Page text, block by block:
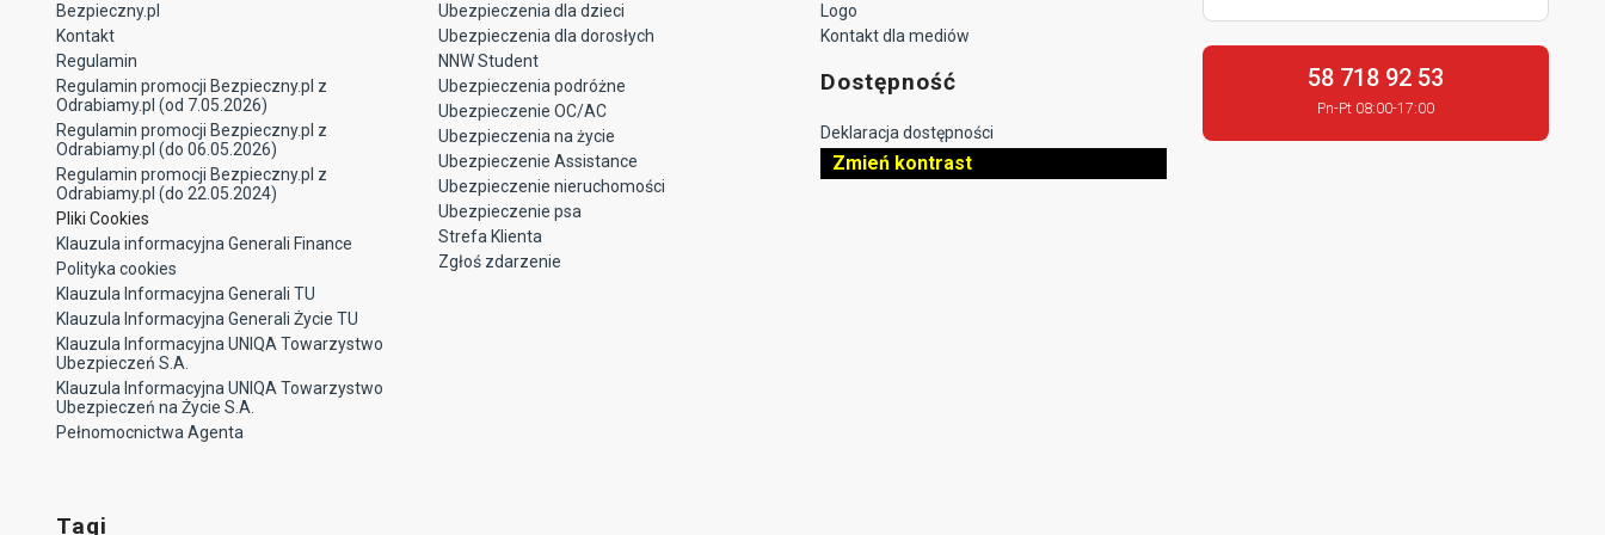
Bezpieczny.pl
Kontakt
Regulamin
Regulamin promocji Bezpieczny.pl z
Odrabiamy.pl (od 7.05.2026)
Regulamin promocji Bezpieczny.pl z
Odrabiamy.pl (do 06.05.2026)
Regulamin promocji Bezpieczny.pl z
Odrabiamy.pl (do 22.05.2024)
Pliki Cookies
Klauzula informacyjna Generali Finance
Polityka cookies
Klauzula Informacyjna Generali TU
Klauzula Informacyjna Generali Życie TU
Klauzula Informacyjna UNIQA Towarzystwo
Ubezpieczeń S.A.
Klauzula Informacyjna UNIQA Towarzystwo
Ubezpieczeń na Życie S.A.
Pełnomocnictwa Agenta
Ubezpieczenia dla dzieci
Ubezpieczenia dla dorosłych
NNW Student
Ubezpieczenia podróżne
Ubezpieczenie OC/AC
Ubezpieczenia na życie
Ubezpieczenie Assistance
Ubezpieczenie nieruchomości
Ubezpieczenie psa
Strefa Klienta
Zgłoś zdarzenie
Logo
Kontakt dla mediów
Dostępność
Deklaracja dostępności
Zmień kontrast
58 718 92 53
Pn-Pt 08:00-17:00
Tagi